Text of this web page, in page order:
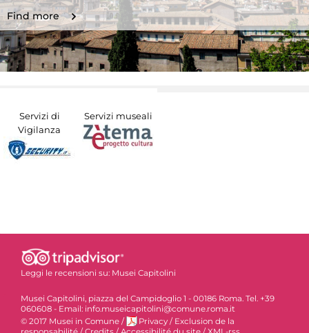
Find more
Servizi di
Vigilanza
Servizi museali
Leggi le recensioni su: Musei Capitolini
Musei Capitolini, piazza del Campidoglio 1 - 00186 Roma. Tel. +39
060608 - Email: info.museicapitolini@comune.roma.it
© 2017 Musei in Comune / Privacy / Exclusion de la